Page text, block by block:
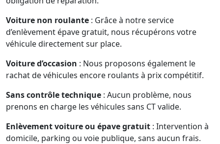
Voiture non roulante : Grâce à notre service
d’enlèvement épave gratuit, nous récupérons votre
véhicule directement sur place.
Voiture d’occasion : Nous proposons également le
rachat de véhicules encore roulants à prix compétitif.
Sans contrôle technique : Aucun problème, nous
prenons en charge les véhicules sans CT valide.
Enlèvement voiture ou épave gratuit : Intervention à
domicile, parking ou voie publique, sans aucun frais.